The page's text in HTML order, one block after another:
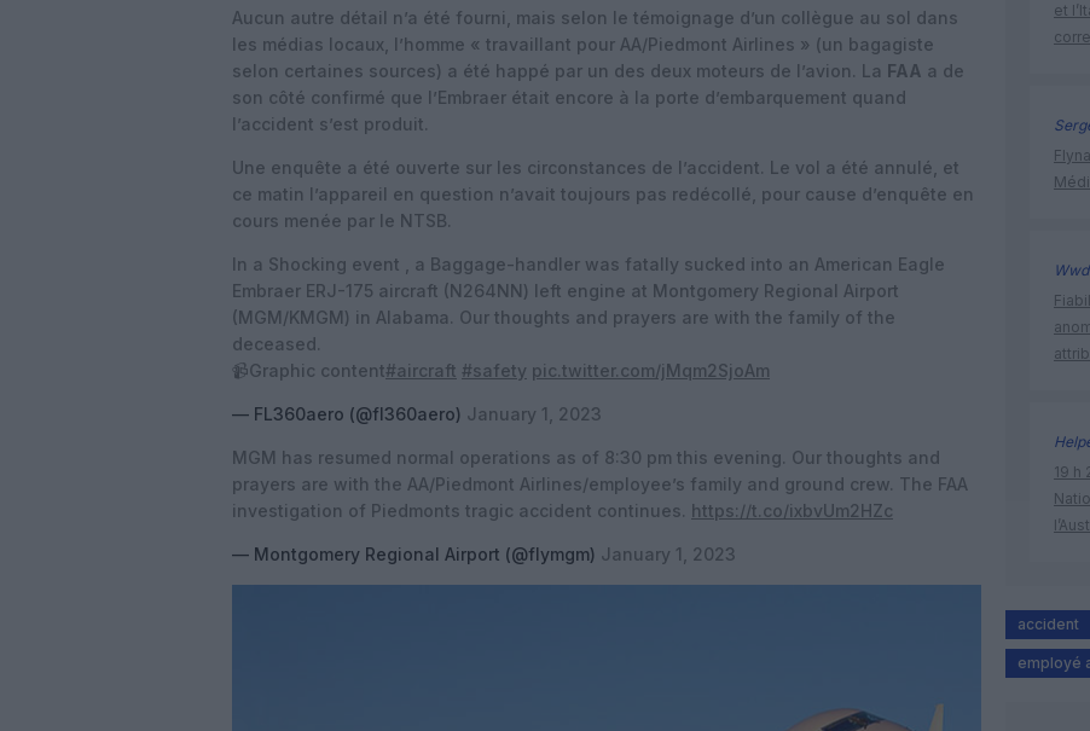
Aucun autre détail n’a été fourni, mais selon le témoignage d’un collègue au sol dans
les médias locaux, l’homme « travaillant pour AA/Piedmont Airlines » (un bagagiste
selon certaines sources) a été happé par un des deux moteurs de l’avion. La FAA a de
son côté confirmé que l’Embraer était encore à la porte d’embarquement quand
l’accident s’est produit.
Une enquête a été ouverte sur les circonstances de l’accident. Le vol a été annulé, et
ce matin l’appareil en question n’avait toujours pas redécollé, pour cause d’enquête en
cours menée par le NTSB.
In a Shocking event , a Baggage-handler was fatally sucked into an American Eagle
Embraer ERJ-175 aircraft (N264NN) left engine at Montgomery Regional Airport
(MGM/KMGM) in Alabama. Our thoughts and prayers are with the family of the
deceased.
📹Graphic content#aircraft #safety pic.twitter.com/jMqm2SjoAm
— FL360aero (@fl360aero) January 1, 2023
MGM has resumed normal operations as of 8:30 pm this evening. Our thoughts and
prayers are with the AA/Piedmont Airlines/employee’s family and ground crew. The FAA
investigation of Piedmonts tragic accident continues. https://t.co/ixbvUm2HZc
— Montgomery Regional Airport (@flymgm) January 1, 2023
et
Wwd
19 h
accident
employé